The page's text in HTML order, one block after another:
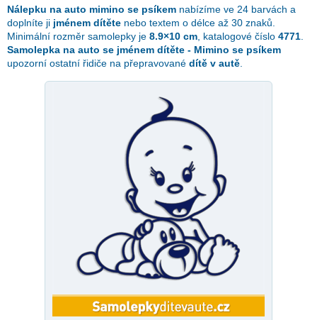
Nálepku na auto mimino se psíkem nabízíme ve 24 barvách a
doplníte ji jménem dítěte nebo textem o délce až 30 znaků.
Minimální rozměr samolepky je 8.9×10 cm , katalogové číslo 4771
Samolepka na auto se jménem dítěte - Mimino se psíkem
upozorní ostatní řidiče na přepravované dítě v autě